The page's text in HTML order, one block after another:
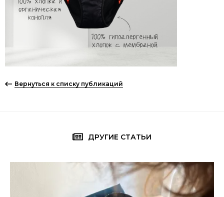
Вернуться к списку публикаций
ДРУГИЕ СТАТЬИ